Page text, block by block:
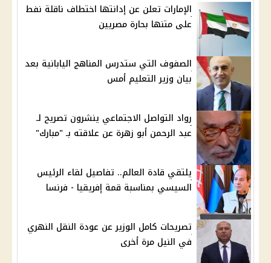
الإمارات تعلن عن إدانتها اختطاف ناقلة نفط
على متنها بحارة مصريين
الصفوف التي ستدرس المناهج اليابانية بعد
بيان وزير التعليم أمس
رواد التواصل الاجتماعي ينشرون تصريح لـ
عبد الرحمن أبو زهرة عن علاقته بـ "مبارك"
يلتقي قادة العالم.. تفاصيل لقاء الرئيس
السيسي بمناسبة قمة إفريقيا - فرنسا
تصريحات كامل الوزير عن عودة النقل النهري
في النيل مرة أخرى